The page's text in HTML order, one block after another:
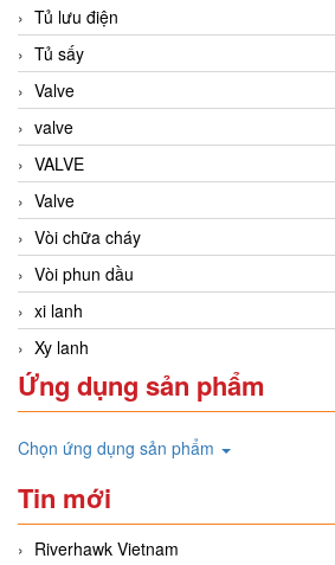
Tủ lưu điện
Tủ sấy
Valve
valve
VALVE
Valve
Vòi chữa cháy
Vòi phun dầu
xi lanh
Xy lanh
Ứng dụng sản phẩm
Chọn ứng dụng sản phẩm
Tin mới
Riverhawk Vietnam